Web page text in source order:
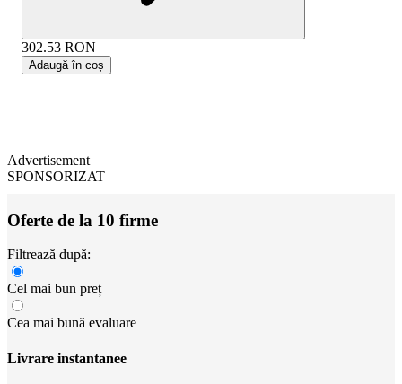
302.53 RON
Adaugă în coș
Advertisement
SPONSORIZAT
Oferte de la 10 firme
Filtrează după:
Cel mai bun preț
Cea mai bună evaluare
Livrare instantanee